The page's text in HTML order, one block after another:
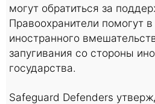
могут обратиться за
Правоохранители помогут в
иностранного
запугивания со стороны
государства.
Safeguard Defenders